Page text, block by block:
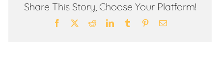
Share This Story, Choose Your Platform!
Facebook RedditLinkedInTumblr PinterestEmail